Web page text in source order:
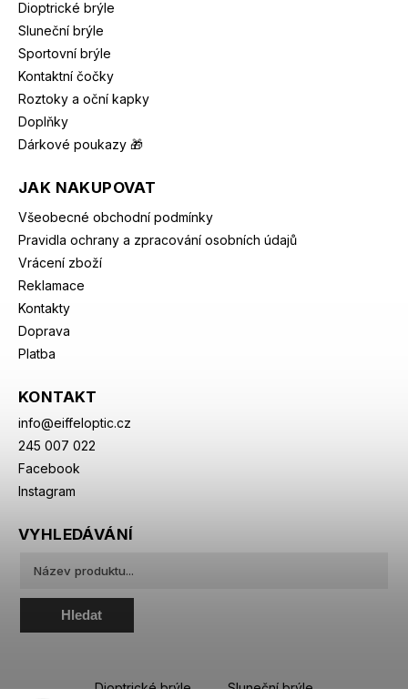
Dioptrické brýle
Sluneční brýle
Sportovní brýle
Kontaktní čočky
Roztoky a oční kapky
Doplňky
Dárkové poukazy 🎁
JAK NAKUPOVAT
Všeobecné obchodní podmínky
Pravidla ochrany a zpracování osobních údajů
Vrácení zboží
Reklamace
Kontakty
Doprava
Platba
KONTAKT
info@eiffeloptic.cz
245 007 022
Facebook
Instagram
VYHLEDÁVÁNÍ
Hledat
Dioptrické brýle Sluneční brýle